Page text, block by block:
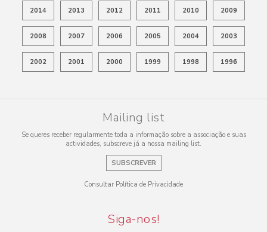
2014 2013 2012 2011 2010 2009
2008 2007 2006 2005 2004 2003
2002 2001 2000 1999 1998 1996
Mailing list
Se queres receber regularmente toda a informação sobre a associação e suas
actividades, subscreve já a nossa mailing list.
SUBSCREVER
Consultar Política de Privacidade
Siga-nos!